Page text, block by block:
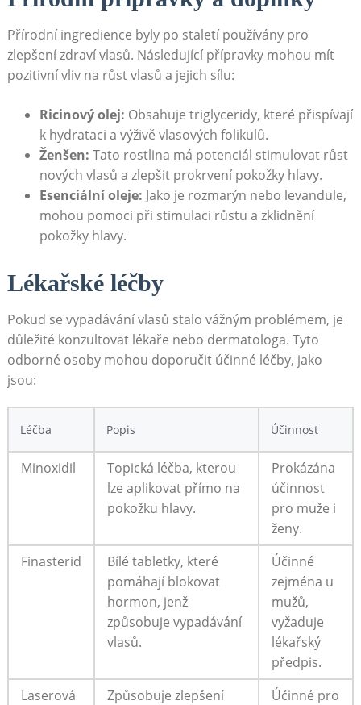
Přírodní ingredience byly po staletí používány pro
⁢zlepšení zdraví vlasů. ​Následující přípravky mohou mít
pozitivní vliv na růst vlasů a jejich sílu:
Ricinový olej: Obsahuje⁤ triglyceridy, které přispívají
k hydrataci a výživě ‍vlasových folikulů.
Ženšen: Tato rostlina má potenciál stimulovat růst
‍nových vlasů a⁢ zlepšit prokrvení pokožky hlavy.
Esenciální oleje: Jako je rozmarýn⁤ nebo levandule,
mohou ⁢pomoci při stimulaci růstu a zklidnění
pokožky hlavy.
Lékařské léčby
Pokud ‌se vypadávání vlasů stalo vážným problémem, je​
důležité konzultovat lékaře ‌nebo dermatologa. ​Tyto
odborné osoby mohou doporučit účinné⁣ léčby, jako
jsou:
Léčba Popis Účinnost
Minoxidil
Topická léčba, kterou
lze aplikovat​ přímo na
pokožku hlavy.
Prokázána
účinnost
pro​ muže‍ i
ženy.
Finasterid
Bílé tabletky, které
pomáhají blokovat
hormon, ‍jenž
způsobuje vypadávání
vlasů.
Účinné
zejména u
mužů,
vyžaduje
lékařský
předpis.
Laserová
Způsobuje zlepšení
Účinné pro